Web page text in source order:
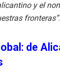
y el
fronteras”.
de